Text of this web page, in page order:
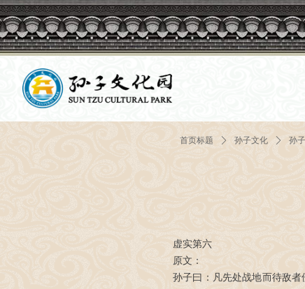
首页标题 ꄲ 孙子文化 ꄲ 孙
虚实第六
原文：
孙子曰：凡先处战地而待敌